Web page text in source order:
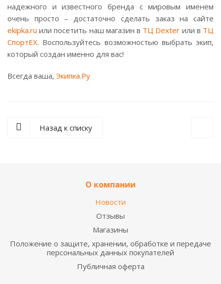
надежного и известного бренда с мировым именем
очень просто – достаточно сделать заказ на сайте
ekipka.ru или посетить наш магазин в ТЦ Dexter или в ТЦ
СпортЕХ. Воспользуйтесь возможностью выбрать экип,
который создан именно для вас!
Всегда ваша, Экипка.Ру
Назад к списку
О компании
Новости
Отзывы
Магазины
Положение о защите, хранении, обработке и передаче
персональных данных покупателей
Публичная оферта